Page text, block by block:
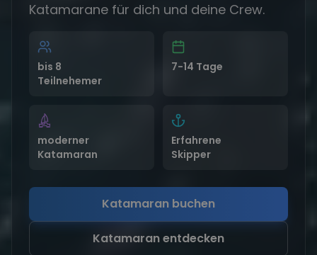
Katamarane für dich und deine Crew.
bis 8
Teilnehemer
7-14 Tage
moderner
Katamaran
Erfahrene
Skipper
Katamaran buchen
Katamaran entdecken